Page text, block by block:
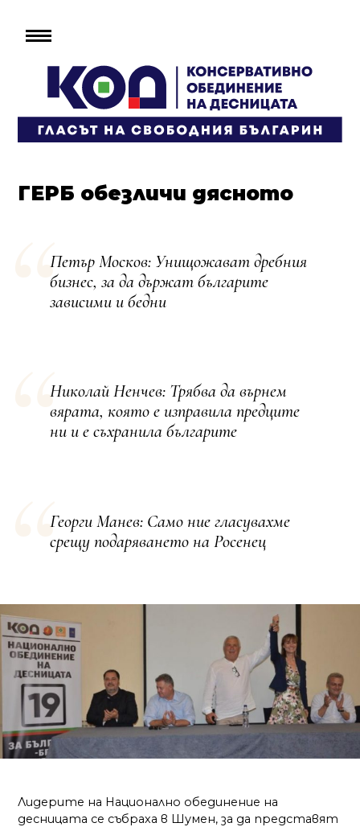
ГЕРБ обезличи дясното
Петър Москов: Унищожават дребния
бизнес, за да държат българите
зависими и бедни
Николай Ненчев: Трябва да върнем
вярата, която е изправила предците
ни и е съхранила българите
Георги Манев: Само ние гласувахме
срещу подаряването на Росенец
Лидерите на Национално обединение на
десницата се събраха в Шумен, за да представят